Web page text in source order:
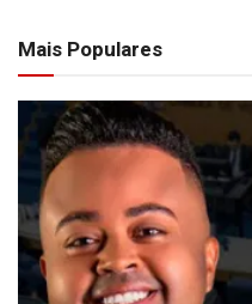
Mais Populares